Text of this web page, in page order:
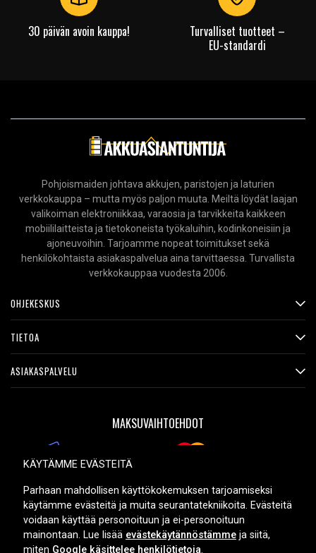
30 päivän avoin kauppa!
Turvalliset tuotteet –
EU-standardi
Pohjoismaiden johtava akkujen, paristojen ja laturien
verkkokauppa – mutta myös paljon muuta. Meiltä löydät laajan
valikoiman elektroniikkaa, varaosia ja tarvikkeita kaikkeen
mobiililaitteista ja tietokoneista työkaluihin, kodinkoneisiin ja
ajoneuvoihin. Tarjoamme nopeat toimitukset sekä
henkilökohtaista asiakaspalvelua aina tarvittaessa. Turvallista
verkkokauppaa vuodesta 2006.
OHJEKESKUS
TIETOA
ASIAKASPALVELU
MAKSUVAIHTOEHDOT
TOIMITUSVAIHTOEHDOT
KÄYTÄMME EVÄSTEITÄ
Parhaan mahdollisen käyttökokemuksen tarjoamiseksi
käytämme evästeitä ja muita seurantatekniikoita. Evästeitä
voidaan käyttää personoituun ja ei-personoituun
mainontaan. Lue lisää evästekäytännöstämme ja siitä,
miten Google käsittelee henkilötietoja.